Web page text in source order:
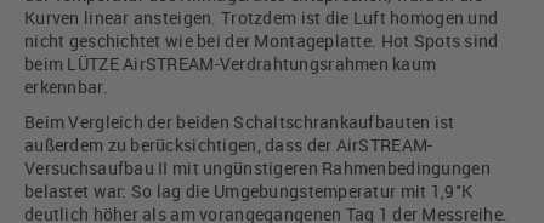
Kurven linear ansteigen. Trotzdem ist die Luft homogen und
nicht geschichtet wie bei der Montageplatte. Hot Spots sind
beim LÜTZE AirSTREAM-Verdrahtungsrahmen kaum
erkennbar.
Beim Vergleich der beiden Schaltschrankaufbauten ist
außerdem zu berücksichtigen, dass der AirSTREAM-
Versuchsaufbau II mit ungünstigeren Rahmenbedingungen
belastet war: So lag die Umgebungstemperatur mit 1,9°K
deutlich höher als am vorangegangenen Tag 1 der Messreihe.